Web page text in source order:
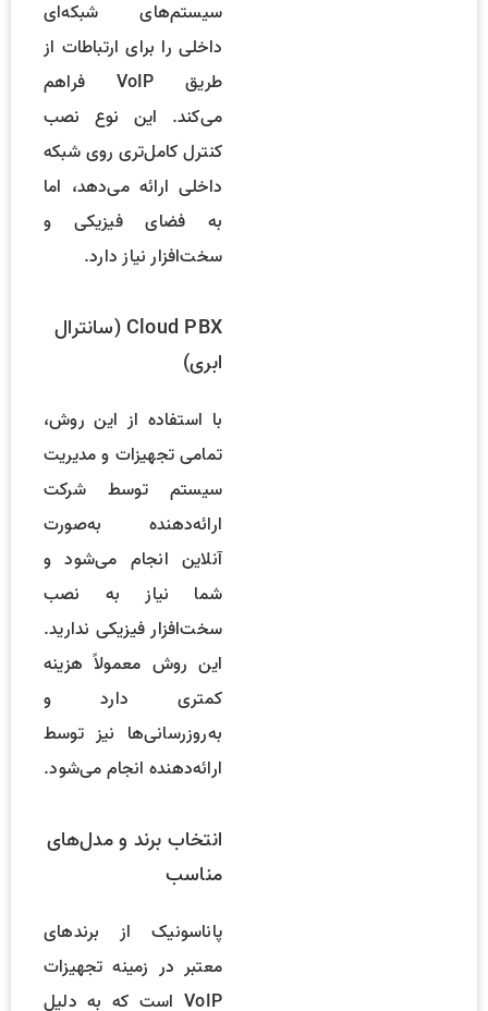
سیستم‌های شبکه‌ای
داخلی را برای ارتباطات از
طریق VoIP فراهم
می‌کند. این نوع نصب
کنترل کامل‌تری روی شبکه
داخلی ارائه می‌دهد، اما
به فضای فیزیکی و
سخت‌افزار نیاز دارد.
Cloud PBX (سانترال
ابری)
با استفاده از این روش،
تمامی تجهیزات و مدیریت
سیستم توسط شرکت
ارائه‌دهنده به‌صورت
آنلاین انجام می‌شود و
شما نیاز به نصب
سخت‌افزار فیزیکی ندارید.
این روش معمولاً هزینه
کمتری دارد و
به‌روز‌رسانی‌ها نیز توسط
ارائه‌دهنده انجام می‌شود.
انتخاب برند و مدل‌های
مناسب
پاناسونیک از برندهای
معتبر در زمینه تجهیزات
VoIP است که به دلیل